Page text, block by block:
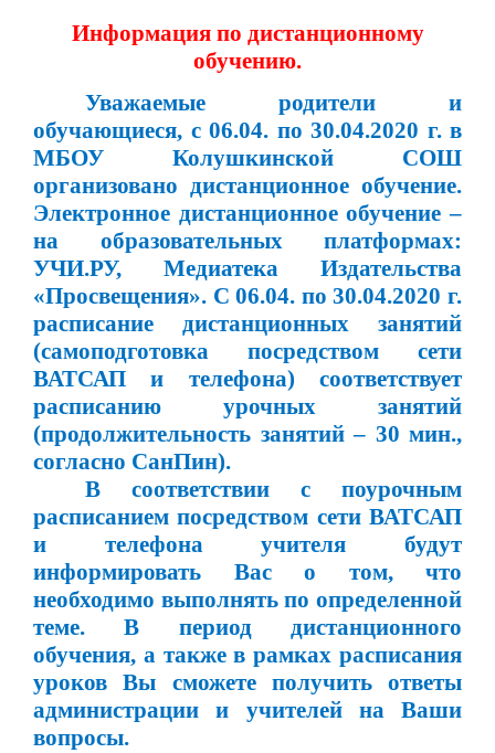
Информация по дистанционному
обучению.
Уважаемые родители и
обучающиеся, с 06.04. по 30.04.2020 г. в
МБОУ Колушкинской СОШ
организовано дистанционное обучение.
Электронное дистанционное обучение –
на образовательных платформах:
УЧИ.РУ, Медиатека Издательства
«Просвещения». С 06.04. по 30.04.2020 г.
расписание дистанционных занятий
(самоподготовка посредством сети
ВАТСАП и телефона) соответствует
расписанию урочных занятий
(продолжительность занятий – 30 мин.,
согласно СанПин).
В соответствии с поурочным
расписанием посредством сети ВАТСАП
и телефона учителя будут
информировать Вас о том, что
необходимо выполнять по определенной
теме. В период дистанционного
обучения, а также в рамках расписания
уроков Вы сможете получить ответы
администрации и учителей на Ваши
вопросы.